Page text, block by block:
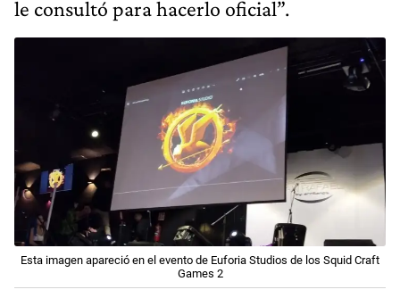
le consultó para hacerlo oficial”.
Esta imagen apareció en el evento de Euforia Studios de los Squid Craft
Games 2